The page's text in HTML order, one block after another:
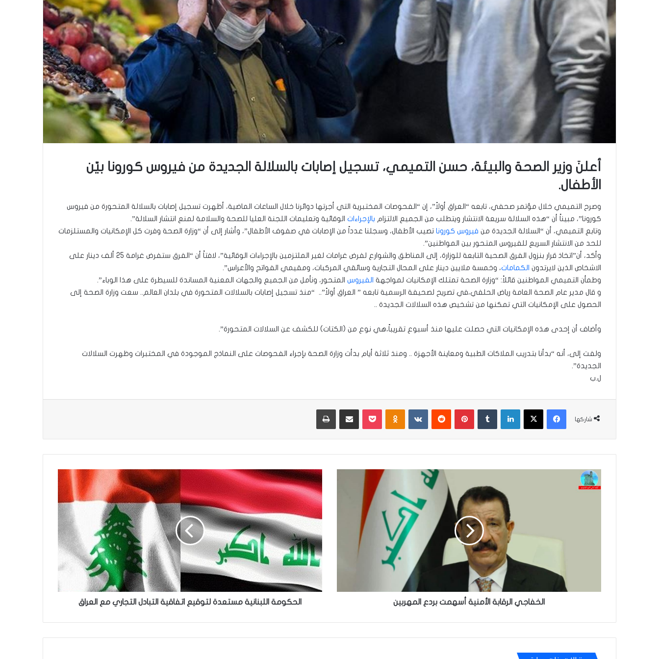
أعلنَ وزير الصحة والبيئة، حسن التميمي، تسجيل إصابات بالسلالة الجديدة من فيروس كورونا بيّن
الأطفال.
وصرح التميمي خلال مؤتمر صحفي، تابعه “العراق أولاً”، إن “الفحوصات المختبرية التي أجرتها دوائرنا خلال الساعات الماضية، أظهرت تسجيل إصابات بالسلالة المتحورة من فيروس
كورونا”، مبيناً أن “هذه السلالة سريعة الانتشار ويتطلب من الجميع الالتزام بالإجراءات الوقائية وتعليمات اللجنة العليا للصحة والسلامة لمنع انتشار السلالة”.
وتابع التميمي، أن “السلالة الجديدة من فيروس كورونا تصيب الأطفال، وسجلنا عدداً من الإصابات في صفوف الأطفال”، وأشار إلى أن “وزارة الصحة وفرت كل الإمكانيات والمستلزمات
للحد من الانتشار السريع للفيروس المتحور بين المواطنين”.
وأكد، أن”اتخاذ قرار بنزول الفرق الصحية التابعة للوزارة، إلى المناطق والشوارع لفرض غرامات لغير الملتزمين بالإجراءات الوقائية”، لافتاً أن “الفرق ستفرض غرامة 25 ألف دينار على
الاشخاص الذين لايرتدون الكمامات، وخمسة ملايين دينار على المحال التجارية وسائقي المركبات، ومقيمي الفواتح والأعراس”.
وطمأن التميمي المواطنين قائلاً: “وزارة الصحة تمتلك الإمكانيات لمواجهة الفيروس المتحور، ونأمل من الجميع والجهات المعنية المساندة للسيطرة على هذا الوباء”.
و قال مدير عام الصحة العامة رياض الحلفي،في تصريح لصحيفة الرسمية تابعه ” العراق أولاً”.. “منذ تسجيل إصابات بالسلالات المتحورة في بلدان العالم.. سعت وزارة الصحة إلى
الحصول على الإمكانيات التي تمكنها من تشخيص هذه السلالات الجديدة ..
وأضاف أن إحدى هذه الإمكانيات التي حصلت عليها منذ أسبوع تقريباً،هي نوع من (الكتات) للكشف عن السلالات المتحورة”.
ولفت إلى، أنه “بدأنا بتدريب الملاكات الطبية ومعاينة الأجهزة .. ومنذ ثلاثة أيام بدأت وزارة الصحة بإجراء الفحوصات على النماذج الموجودة في المختبرات وظهرت السلالات
الجديدة”.
ل.ب
شاركها
فيسبوك
‫X لينكدإن بينتيريست Odnoklassniki
‫Pocketمشاركة عبر البريد طباعة
الخفاجي
الرقابة
الخفاجي الرقابة الأمنية أسهمت بردع المهربين
الحكومة
ال​
لبنان​
ية
مستعدة
اتفاقية
التبادل
التجاري
مع
العراق​
الحكومة ال​لبنان​ية مستعدة لتوقيع اتفاقية التبادل التجاري مع ​العراق​